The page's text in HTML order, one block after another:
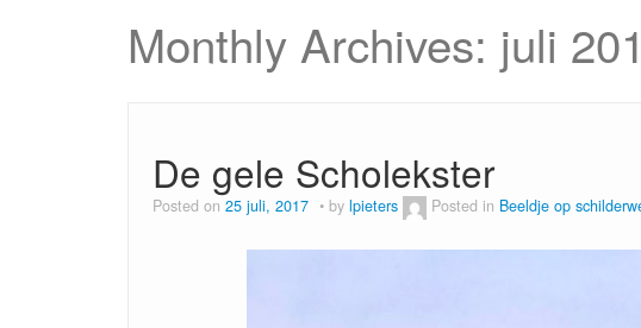
Monthly Archives: juli
De gele Scholekster
Posted on 25 juli, 2017 by lpieters Posted in Beeldje op